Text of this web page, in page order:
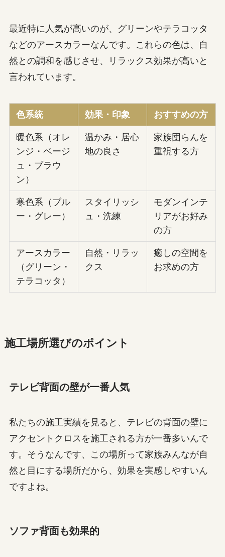
最近特に人気が高いのが、グリーンやテラコッタ
などのアースカラーなんです。これらの色は、自
然との調和を感じさせ、リラックス効果が高いと
言われています。
色系統 効果・印象 おすすめの方
暖色系（オレ
ンジ・ベージ
ュ・ブラウ
ン）
温かみ・居心
地の良さ
家族団らんを
重視する方
寒色系（ブル
ー・グレー）
スタイリッシ
ュ・洗練
モダンインテ
リアがお好み
の方
アースカラー
（グリーン・
テラコッタ）
自然・リラッ
クス
癒しの空間を
お求めの方
施工場所選びのポイント
テレビ背面の壁が一番人気
私たちの施工実績を見ると、テレビの背面の壁に
アクセントクロスを施工される方が一番多いんで
す。そうなんです、この場所って家族みんなが自
然と目にする場所だから、効果を実感しやすいん
ですよね。
ソファ背面も効果的